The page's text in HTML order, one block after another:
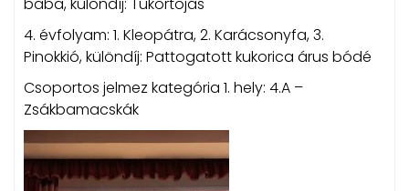
baba, különdíj: Tükörtojás
4. évfolyam: 1. Kleopátra, 2. Karácsonyfa, 3.
Pinokkió, különdíj: Pattogatott kukorica árus bódé
Csoportos jelmez kategória 1. hely: 4.A –
Zsákbamacskák